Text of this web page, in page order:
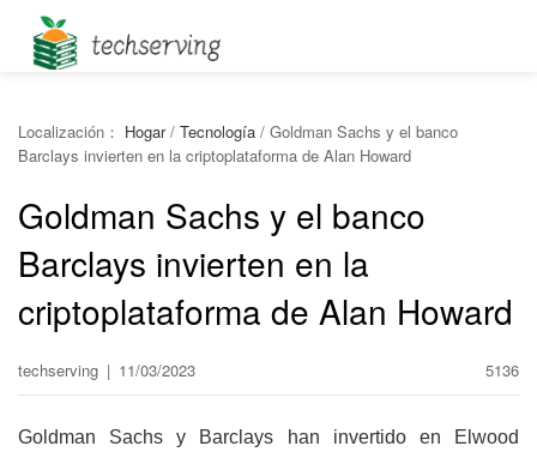
Localización： Hogar / Tecnología / Goldman Sachs y el banco
Barclays invierten en la criptoplataforma de Alan Howard
Goldman Sachs y el banco
Barclays invierten en la
criptoplataforma de Alan Howard
techserving | 11/03/2023 5136
Goldman Sachs y Barclays han invertido en Elwood